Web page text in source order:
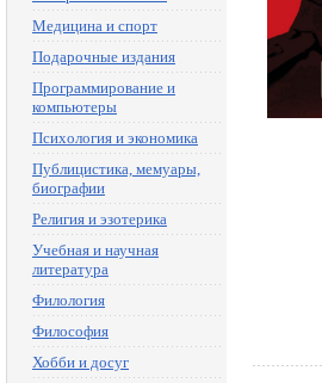
Медицина и спорт
Подарочные издания
Программирование и
компьютеры
Психология и экономика
Публицистика, мемуары,
биографии
Религия и эзотерика
Учебная и научная
литература
Филология
Философия
Хобби и досуг